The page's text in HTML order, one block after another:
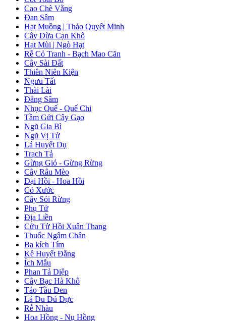
Cao Chè Vằng
Đan Sâm
Hạt Muồng | Thảo Quyết Minh
Cây Dừa Cạn Khô
Hạt Mùi | Ngò Hạt
Rễ Cỏ Tranh - Bạch Mao Căn
Cây Sài Đất
Thiên Niên Kiện
Ngưu Tất
Thài Lài
Đẳng Sâm
Nhục Quế - Quế Chi
Tầm Gửi Cây Gạo
Ngũ Gia Bì
Ngũ Vị Tử
Lá Huyết Dụ
Trạch Tả
Gừng Gió - Gừng Rừng
Cây Râu Mèo
Đại Hồi - Hoa Hồi
Cỏ Xước
Cây Sói Rừng
Phụ Tử
Địa Liền
Cửu Tử Hồi Xuân Thang
Thuốc Ngâm Chân
Ba kích Tím
Kê Huyết Đằng
Ích Mẫu
Phan Tả Diệp
Cây Bạc Hà Khô
Táo Tầu Đen
Lá Đu Đủ Đực
Rễ Nhàu
Hoa Hồng - Nụ Hồng